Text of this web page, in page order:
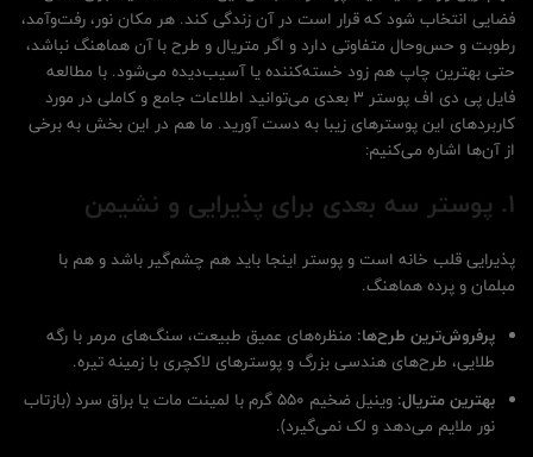
فضایی انتخاب شود که قرار است در آن زندگی کند. هر مکان نور، رفت‌وآمد،
رطوبت و حس‌وحال متفاوتی دارد و اگر متریال و طرح با آن هماهنگ نباشد،
حتی بهترین چاپ هم زود خسته‌کننده یا آسیب‌دیده می‌شود. با مطالعه
فایل پی دی اف پوستر 3 بعدی می‌توانید اطلاعات جامع و کاملی در مورد
کاربردهای این پوسترهای زیبا به دست آورید. ما هم در این بخش به برخی
از آن‌ها اشاره می‌کنیم:
1. پوستر سه بعدی برای پذیرایی و نشیمن
پذیرایی قلب خانه است و پوستر اینجا باید هم چشم‌گیر باشد و هم با
مبلمان و پرده هماهنگ.
پرفروش‌ترین طرح‌ها: منظره‌های عمیق طبیعت، سنگ‌های مرمر با رگه
طلایی، طرح‌های هندسی بزرگ و پوسترهای لاکچری با زمینه تیره.
بهترین متریال:
وینیل ضخیم ۵۵۰ گرم با لمینت مات یا براق سرد (بازتاب
نور ملایم می‌دهد و لک نمی‌گیرد).